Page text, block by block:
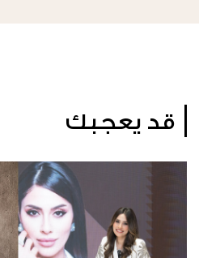
قد يعجبك